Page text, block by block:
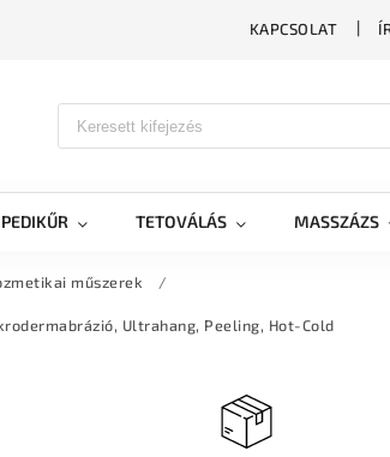
KAPCSOLAT
PEDIKŰR TETOVÁLÁS MASSZÁZS
műszerek /
Ultrahang, Peeling, Hot-Cold